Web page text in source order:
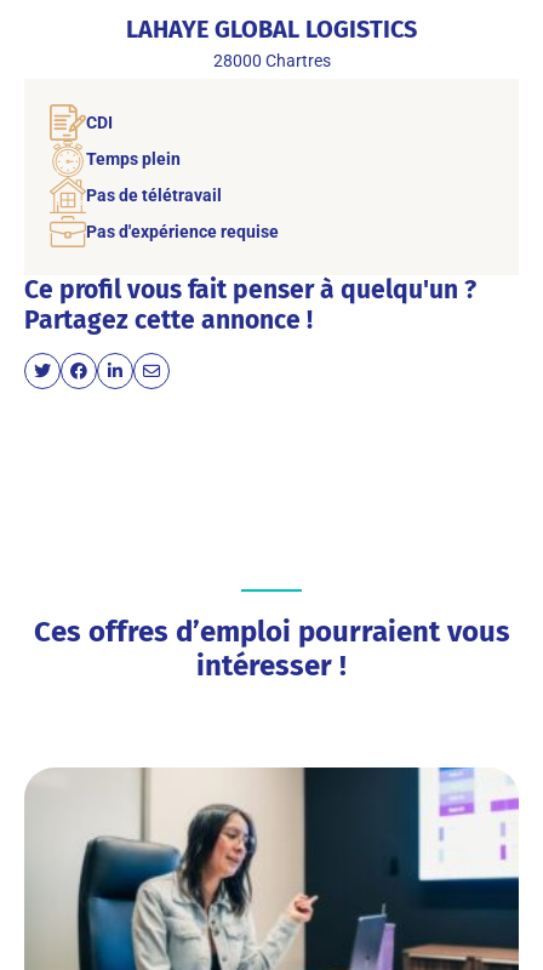
LAHAYE GLOBAL LOGISTICS
28000 Chartres
CDI
Temps plein
Pas de télétravail
Pas d'expérience requise
Ce profil vous fait penser à quelqu'un ?
Partagez cette annonce !
Ces offres d’emploi pourraient vous
intéresser !